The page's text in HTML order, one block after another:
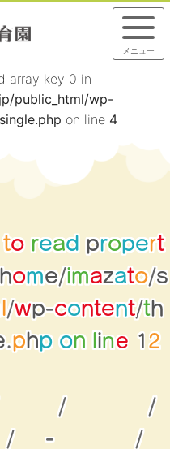
array key 0 in
public_html/wp-
on line 4
to read propert
home/imazato/s
l /wp-content/t h
.p hp on ine 12
/
/
/ -
/
メニュー